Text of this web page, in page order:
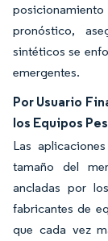
pronóstico,
sintéticos se
emergentes.
Por Usuario
los Equipos
Las
tamaño del
ancladas por
fabricantes de
que cada vez